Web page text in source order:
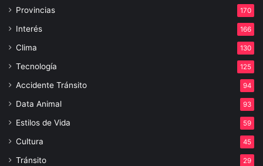
Provincias 170
Interés 166
Clima 130
Tecnología 125
Accidente Tránsito 94
Data Animal 93
Estilos de Vida 59
Cultura 45
Tránsito 29